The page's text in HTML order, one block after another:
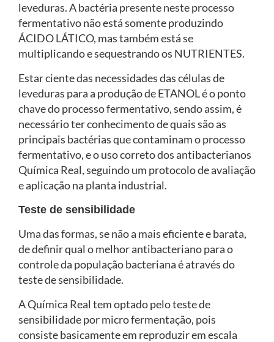
leveduras. A bactéria presente neste processo
fermentativo não está somente produzindo
ÁCIDO LÁTICO, mas também está se
multiplicando e sequestrando os NUTRIENTES.
Estar ciente das necessidades das células de
leveduras para a produção de ETANOL é o ponto
chave do processo fermentativo, sendo assim, é
necessário ter conhecimento de quais são as
principais bactérias que contaminam o processo
fermentativo, e o uso correto dos antibacterianos
Química Real, seguindo um protocolo de avaliação
e aplicação na planta industrial.
Teste de sensibilidade
Uma das formas, se não a mais eficiente e barata,
de definir qual o melhor antibacteriano para o
controle da população bacteriana é através do
teste de sensibilidade.
A Química Real tem optado pelo teste de
sensibilidade por micro fermentação, pois
consiste basicamente em reproduzir em escala